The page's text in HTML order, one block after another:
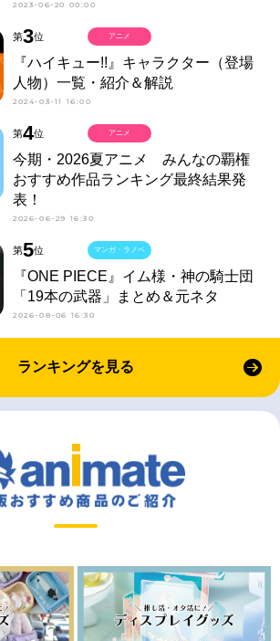
2023-06-20 00:00
第3位
『ハイキュー!!』キャラクター（登場
人物）一覧・紹介＆解説
2024-03-11 16:00
アニメ
第4位
今期・2026夏アニメ みんなの覇権
おすすめ作品ランキング最終結果発
表！
2026-06-29 16:30
アニメ
第5位
『ONE PIECE』イム様・神の騎士団
「19本の武器」まとめ＆元ネタ
2026-08-06 16:30
マンガ・ラノベ
ランキングを見る